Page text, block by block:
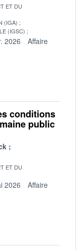
ET DU
(IGA)
(IGSC)
2026
Affaire
conditions
public
ET DU
2026
Affaire